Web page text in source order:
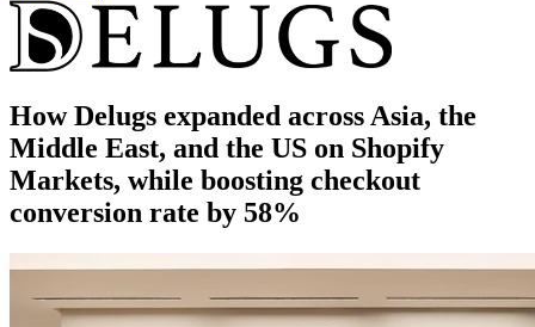
How Delugs expanded across Asia, the
Middle East, and the US on Shopify
Markets, while boosting checkout
conversion rate by 58%